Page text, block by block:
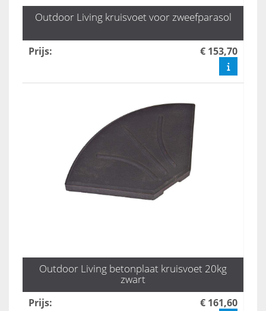
Outdoor Living kruisvoet voor zweefparasol
Prijs: € 153,70
Outdoor Living betonplaat kruisvoet 20kg
zwart
Prijs: € 161,60